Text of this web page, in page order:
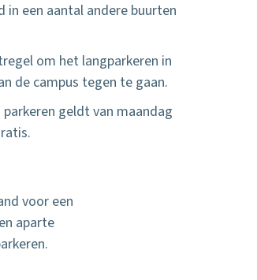
in een aantal andere buurten
om het langparkeren in
de campus tegen te gaan.
geldt van maandag
voor een
aparte